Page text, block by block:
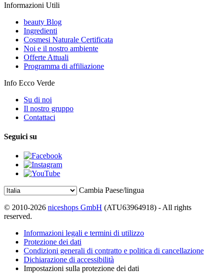
Informazioni Utili
beauty Blog
Ingredienti
Cosmesi Naturale Certificata
Noi e il nostro ambiente
Offerte Attuali
Programma di affiliazione
Info Ecco Verde
Su di noi
Il nostro gruppo
Contattaci
Seguici su
Cambia Paese/lingua
© 2010-2026 niceshops GmbH (ATU63964918) - All rights
reserved.
Informazioni legali e termini di utilizzo
Protezione dei dati
Condizioni generali di contratto e politica di cancellazione
Dichiarazione di accessibilità
Impostazioni sulla protezione dei dati